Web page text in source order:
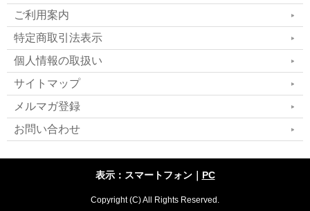
ご利用案内
特定商取引法表示
個人情報の取扱い
サイトマップ
メルマガ登録
お問い合わせ
表示：スマートフォン｜ PC
Copyright (C) All Rights Reserved.